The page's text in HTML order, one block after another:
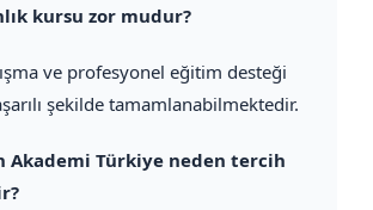
kursu zor mudur?
ve profesyonel eğitim desteği
şekilde tamamlanabilmektedir.
Akademi Türkiye neden tercih